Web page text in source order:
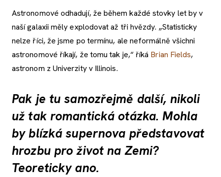
Astronomové odhadují, že během každé stovky let by v
naší galaxii měly explodovat až tři hvězdy. „Statisticky
nelze říci, že jsme po termínu, ale neformálně všichni
astronomové říkají, že tomu tak je,“ říká Brian Fields,
astronom z Univerzity v Illinois.
Pak je tu samozřejmě další, nikoli
už tak romantická otázka. Mohla
by blízká supernova představovat
hrozbu pro život na Zemi?
Teoreticky ano.